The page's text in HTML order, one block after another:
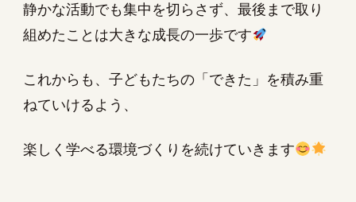
静かな活動でも集中を切らさず、最後まで取り
組めたことは大きな成長の一歩です
これからも、子どもたちの「できた」を積み重
ねていけるよう、
楽しく学べる環境づくりを続けていきます